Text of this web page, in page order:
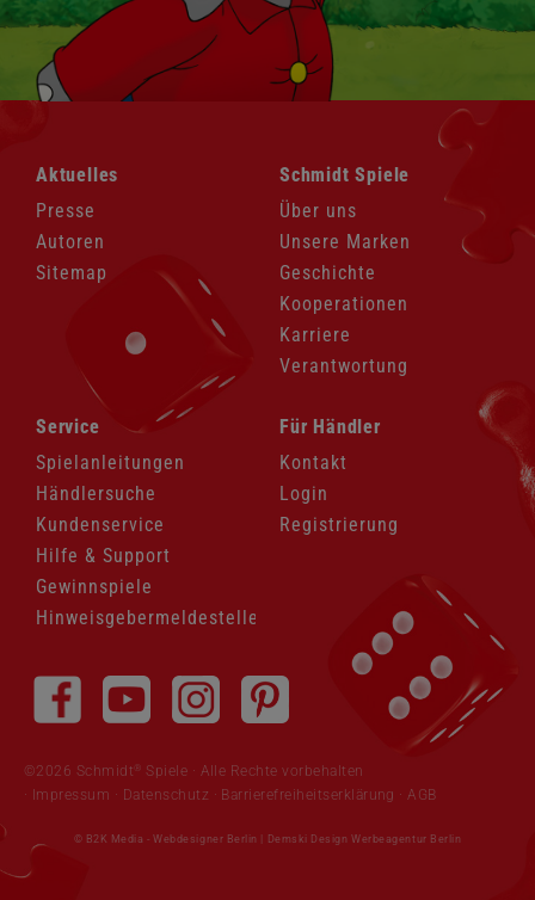
überspringen
Aktuelles
Presse
Autoren
Sitemap
Navigation
überspringen
Schmidt Spiele
Über uns
Unsere Marken
Geschichte
Kooperationen
Karriere
Verantwortung
Navigation
überspringen
Service
Spielanleitungen
Händlersuche
Kundenservice
Hilfe & Support
Gewinnspiele
Hinweisgebermeldestelle
Navigation
überspringen
Für Händler
Kontakt
Login
Registrierung
überspringen
©2026 Schmidt ®
Spiele · Alle Rechte vorbehalten
Impressum · Datenschutz · Barrierefreiheitserklärung · AGB
© B2K Media -Webdesigner Berlin Demski Design Werbeagentur Berlin